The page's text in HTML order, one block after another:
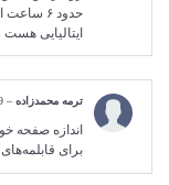
حدود ۶
ایتالیایی
ترمه محمدزاده –
29
اندازه صفحه
برای